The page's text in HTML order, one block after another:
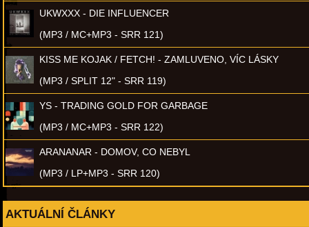
UKWXXX - DIE INFLUENCER
(MP3 / MC+MP3 - SRR 121)
KISS ME KOJAK / FETCH! - ZAMLUVENO, VÍC LÁSKY
(MP3 / SPLIT 12" - SRR 119)
YS - TRADING GOLD FOR GARBAGE
(MP3 / MC+MP3 - SRR 122)
ARANANAR - DOMOV, CO NEBYL
(MP3 / LP+MP3 - SRR 120)
AKTUÁLNÍ ČLÁNKY